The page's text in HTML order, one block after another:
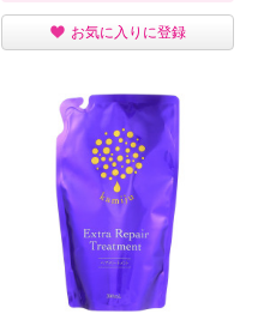
お気に入りに登録